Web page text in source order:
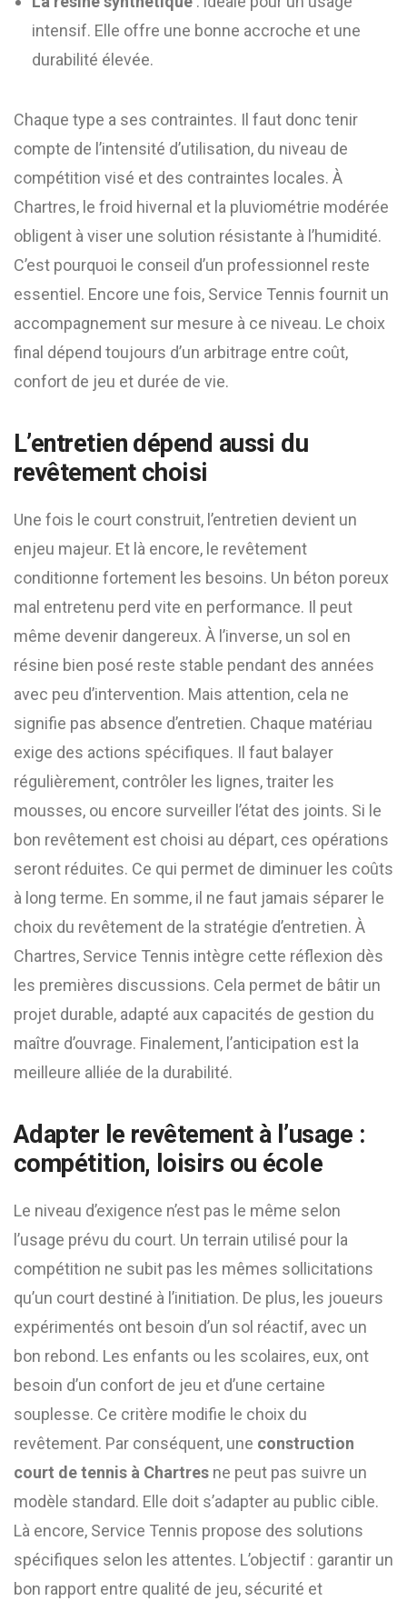
intensif. Elle offre une bonne accroche et une
durabilité élevée.
Chaque type a ses contraintes. Il faut donc tenir
compte de l’intensité d’utilisation, du niveau de
compétition visé et des contraintes locales. À
Chartres, le froid hivernal et la pluviométrie modérée
obligent à viser une solution résistante à l’humidité.
C’est pourquoi le conseil d’un professionnel reste
essentiel. Encore une fois, Service Tennis fournit un
accompagnement sur mesure à ce niveau. Le choix
final dépend toujours d’un arbitrage entre coût,
confort de jeu et durée de vie.
L’entretien dépend aussi du
revêtement choisi
Une fois le court construit, l’entretien devient un
enjeu majeur. Et là encore, le revêtement
conditionne fortement les besoins. Un béton poreux
mal entretenu perd vite en performance. Il peut
même devenir dangereux. À l’inverse, un sol en
résine bien posé reste stable pendant des années
avec peu d’intervention. Mais attention, cela ne
signifie pas absence d’entretien. Chaque matériau
exige des actions spécifiques. Il faut balayer
régulièrement, contrôler les lignes, traiter les
mousses, ou encore surveiller l’état des joints. Si le
bon revêtement est choisi au départ, ces opérations
seront réduites. Ce qui permet de diminuer les coûts
à long terme. En somme, il ne faut jamais séparer le
choix du revêtement de la stratégie d’entretien. À
Chartres, Service Tennis intègre cette réflexion dès
les premières discussions. Cela permet de bâtir un
projet durable, adapté aux capacités de gestion du
maître d’ouvrage. Finalement, l’anticipation est la
meilleure alliée de la durabilité.
Adapter le revêtement à l’usage :
compétition, loisirs ou école
Le niveau d’exigence n’est pas le même selon
l’usage prévu du court. Un terrain utilisé pour la
compétition ne subit pas les mêmes sollicitations
qu’un court destiné à l’initiation. De plus, les joueurs
expérimentés ont besoin d’un sol réactif, avec un
bon rebond. Les enfants ou les scolaires, eux, ont
besoin d’un confort de jeu et d’une certaine
souplesse. Ce critère modifie le choix du
revêtement. Par conséquent, une construction
court de tennis à Chartres ne peut pas suivre un
modèle standard. Elle doit s’adapter au public cible.
Là encore, Service Tennis propose des solutions
spécifiques selon les attentes. L’objectif : garantir un
bon rapport entre qualité de jeu, sécurité et